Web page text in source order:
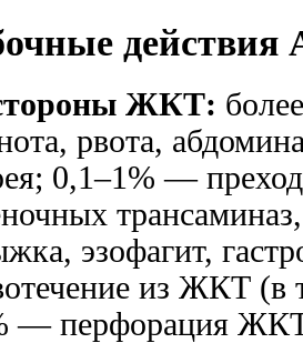
действия
ЖКТ:
рвота,
0,1–1% —
эзофагит,
из ЖКТ (в
— перфорация ЖКТ,